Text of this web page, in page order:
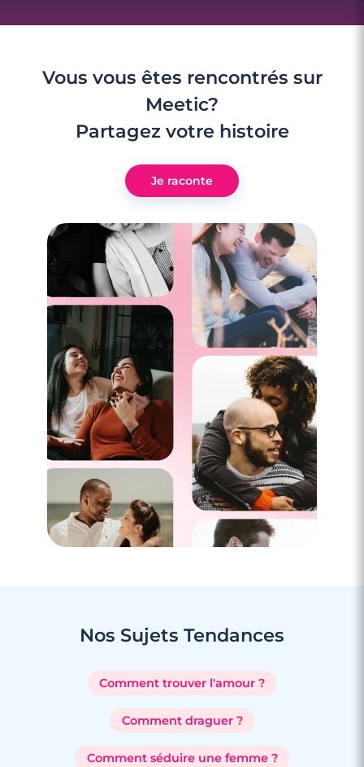
Pourquoi les jolies filles ne sont jamais
draguées ?
Vous vous êtes rencontrés sur
Meetic?
Partagez votre histoire
Je raconte
Nos Sujets Tendances
Comment trouver l'amour ?
Comment draguer ?
Comment séduire une femme ?